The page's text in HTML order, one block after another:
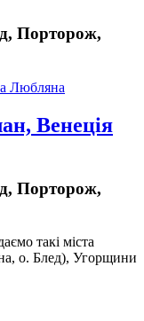
Порторож,
Венеція
Порторож,
такі міста
о. Блед), Угорщини